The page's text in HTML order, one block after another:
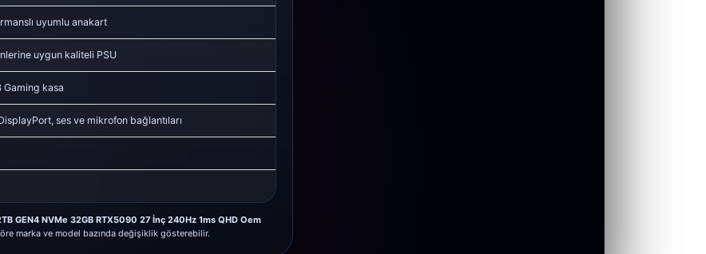
uyumlu anakart
uygun kaliteli PSU
Gaming kasa
ses ve mikrofon bağlantıları
GEN4 NVMe 32GB RTX5090 27 İnç 240Hz 1ms QHD Oem
marka ve model bazında değişiklik gösterebilir.